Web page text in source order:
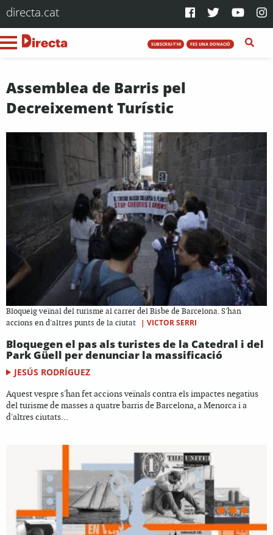
directa.cat
SUBSCRIU-T'HI FES UNA DONACIÓ
Assemblea de Barris pel
Decreixement Turístic
Bloqueig veïnal del turisme al carrer del Bisbe de Barcelona. S'han
accions en d'altres punts de la ciutat
| VICTOR SERRI
Bloquegen el pas als turistes de la Catedral i del
Park Güell per denunciar la massificació
JESÚS RODRÍGUEZ
Aquest vespre s'han fet accions veïnals contra els impactes negatius
del turisme de masses a quatre barris de Barcelona, a Menorca i a
d'altres ciutats...